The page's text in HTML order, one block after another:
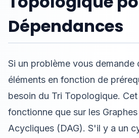
Dépendances
Si un problème vous demande
éléments en fonction de
besoin du Tri Topologique.
fonctionne que sur les
Acycliques (DAG). S'il y a un